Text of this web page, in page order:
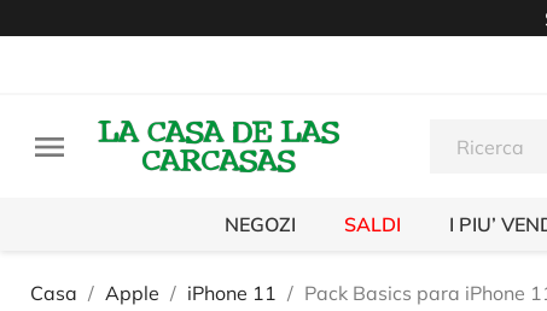

NEGOZI SALDI I PIU’
Casa Apple iPhone 11 Pack Basics para iPhone